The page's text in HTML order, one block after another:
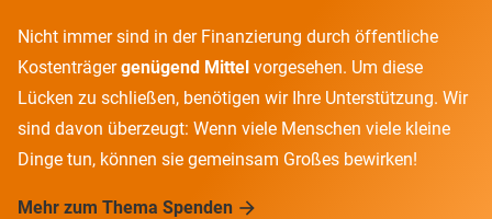
Nicht immer sind in der Finanzierung durch öffentliche
Kostenträgergenügend Mittel vorgesehen. Um diese
Lücken zu schließen, benötigen wir Ihre Unterstützung. Wir
sind davon überzeugt: Wenn viele Menschen viele kleine
Dinge tun, können sie gemeinsam Großes bewirken!
Mehr zum Thema Spenden